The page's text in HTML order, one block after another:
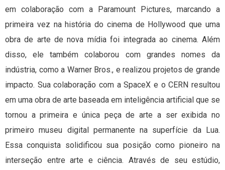
em colaboração com a Paramount Pictures, marcando a
primeira vez na história do cinema de Hollywood que uma
obra de arte de nova mídia foi integrada ao cinema. Além
disso, ele também colaborou com grandes nomes da
indústria, como a Warner Bros., e realizou projetos de grande
impacto. Sua colaboração com a SpaceX e o CERN resultou
em uma obra de arte baseada em inteligência artificial que se
tornou a primeira e única peça de arte a ser exibida no
primeiro museu digital permanente na superfície da Lua.
Essa conquista solidificou sua posição como pioneiro na
interseção entre arte e ciência. Através de seu estúdio,